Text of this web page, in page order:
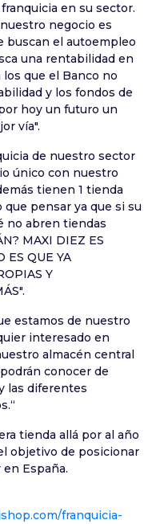
en su sector.
negocio es
buscan el autoempleo
una rentabilidad en
que el Banco no
y los fondos de
hoy un futuro un
vía".
de nuestro sector
único con nuestro
tienen 1 tienda
pensar ya que si su
no abren tiendas
MAXI DIEZ ES
ES QUE YA
Y
estamos de nuestro
interesado en
almacén central
conocer de
las diferentes
tienda allá por al año
objetivo de posicionar
España.
franquicia-